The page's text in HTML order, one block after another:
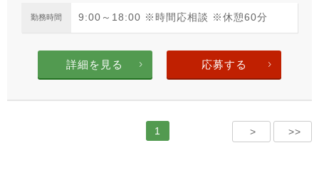
勤務時間 9:00～18:00 ※時間応相談 ※休憩60分
詳細を見る 応募する
1 > >>